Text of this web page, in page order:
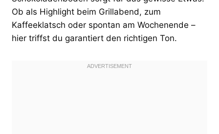
Ob als Highlight beim Grillabend, zum
Kaffeeklatsch oder spontan am Wochenende –
hier triffst du garantiert den richtigen Ton.